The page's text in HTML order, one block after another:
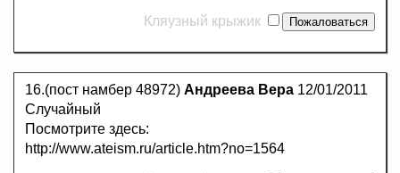
Кляузный крыжик
16.(пост намбер 48972) Андреева Вера 12/01/2011
Случайный
Посмотрите здесь:
http://www.ateism.ru/article.htm?no=1564